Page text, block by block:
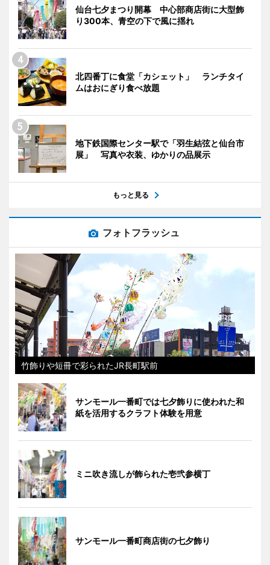
仙台七夕まつり開幕 中心部商店街に大型飾
り300本、青空の下で風に揺れ
北四番丁に食堂「カシェット」 ランチタイ
ムはおにぎり食べ放題
地下鉄国際センター駅で「羽生結弦と仙台市
展」 写真や衣装、ゆかりの品展示
もっと見る
フォトフラッシュ
竹飾りや短冊で彩られたJR長町駅前
サンモール一番町では七夕飾りに使われた和
紙を活用するクラフト体験を用意
ミニ吹き流しが飾られた壱弐参横丁
サンモール一番町商店街の七夕飾り